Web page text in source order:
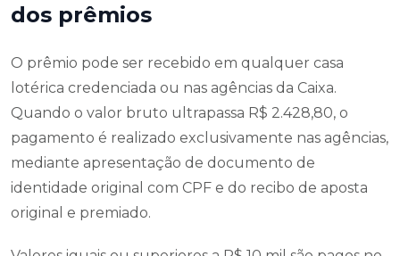
dos prêmios
O prêmio pode ser recebido em qualquer casa
lotérica credenciada ou nas agências da Caixa.
Quando o valor bruto ultrapassa R$ 2.428,80, o
pagamento é realizado exclusivamente nas agências,
mediante apresentação de documento de
identidade original com CPF e do recibo de aposta
original e premiado.